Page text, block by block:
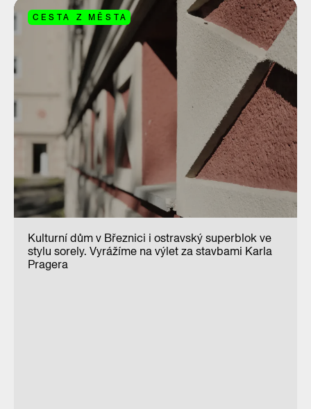
CESTA Z MĚSTA
Kulturní dům v Březnici i ostravský superblok ve
stylu sorely. Vyrážíme na výlet za stavbami Karla
Pragera